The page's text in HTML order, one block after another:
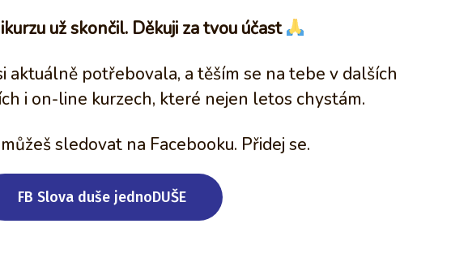
už skončil. Děkuji za tvou účast
aktuálně potřebovala, a těším se na tebe v dalších
i on-line kurzech, které nejen letos chystám.
sledovat na Facebooku. Přidej se.
FB Slova duše jednoDUŠE